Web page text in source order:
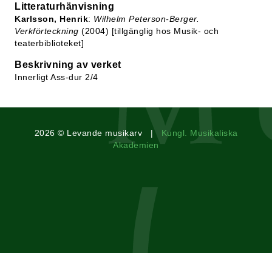
Litteraturhänvisning
Karlsson, Henrik: Wilhelm Peterson-Berger.
Verkförteckning (2004) [tillgänglig hos Musik- och
teaterbiblioteket]
Beskrivning av verket
Innerligt Ass-dur 2/4
2026 © Levande musikarv | Kungl. Musikaliska
Akademien